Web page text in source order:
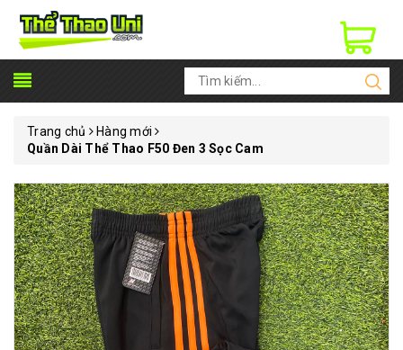
Trang chủ
Hàng mới
Quần Dài Thể Thao F50 Đen 3 Sọc Cam